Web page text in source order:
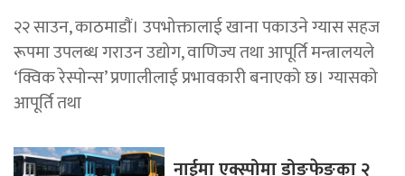
२२ साउन, काठमाडाैं। उपभोक्तालाई खाना पकाउने ग्यास सहज
रूपमा उपलब्ध गराउन उद्योग, वाणिज्य तथा आपूर्ति मन्त्रालयले
‘क्विक रेस्पोन्स’ प्रणालीलाई प्रभावकारी बनाएको छ। ग्यासको
आपूर्ति तथा
नाईमा एक्स्पोमा डोङफेङका २